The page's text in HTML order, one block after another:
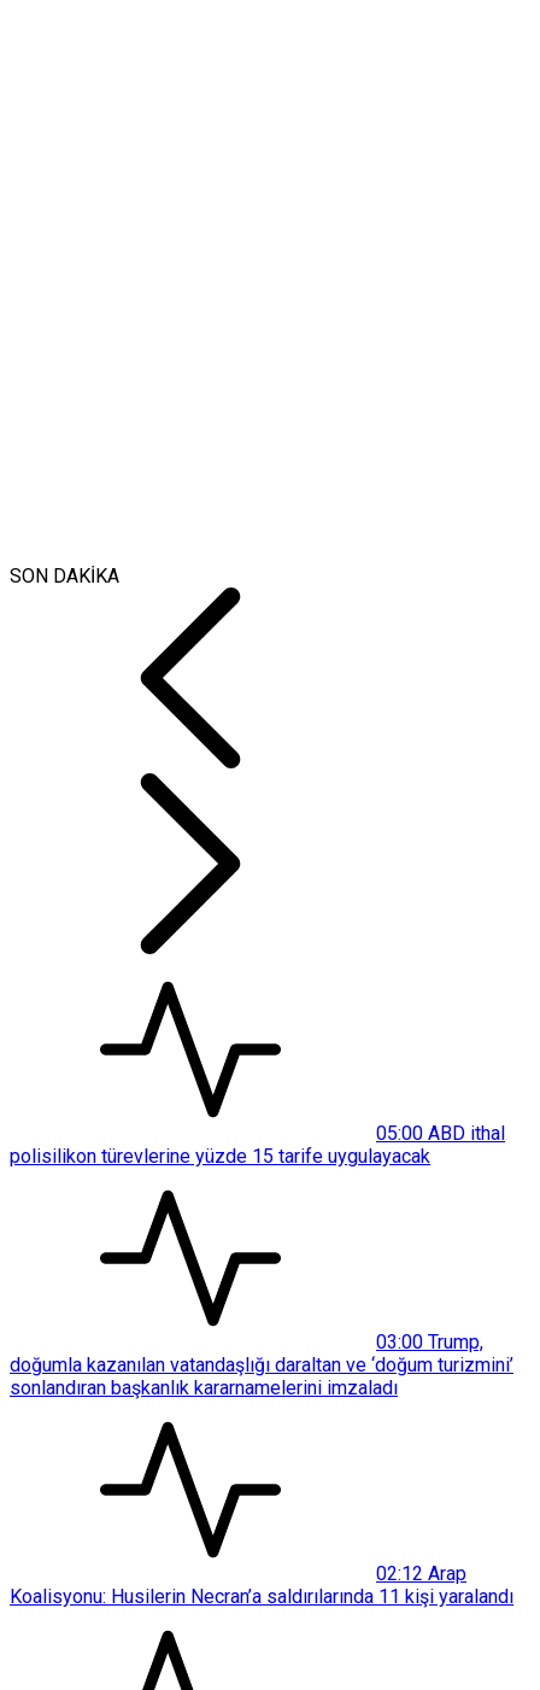
SON DAKİKA
05:00 ABD ithal
polisilikon türevlerine yüzde 15 tarife uygulayacak
03:00 Trump,
doğumla kazanılan vatandaşlığı daraltan ve ‘doğum turizmini’
sonlandıran başkanlık kararnamelerini imzaladı
02:12 Arap
Koalisyonu: Husilerin Necran’a saldırılarında 11 kişi yaralandı